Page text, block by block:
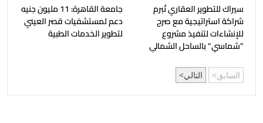
سيراك للتطوير العقاري تُبرم
شراكة استراتيجية مع صرح
للإنشاءات لتنفيذ مشروع
"شماسي" بالساحل الشمالي
جامعة القاهرة: 11 مليون جنيه
دعم لمستشفيات قصر العيني
لتطوير الخدمات الطبية
السابق التالي